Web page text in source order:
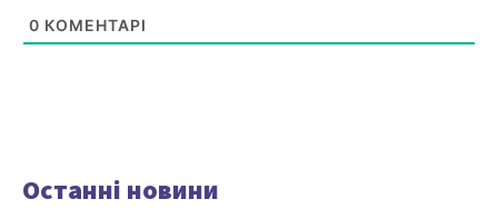
0 КОМЕНТАРІ
Останні новини